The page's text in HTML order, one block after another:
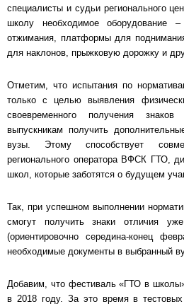
специалисты и судьи регионального
школу необходимое
отжимания, платформы для
для наклонов, прыжковую дорожку и
Отметим, что испытания по
только с целью выявления
своевременного получения
выпускникам получить
вузы. Этому способствует
регионального оператора ВФСК ГТО,
школ, которые заботятся о будущем
Так, при успешном выполнении
смогут получить знаки отличия
(ориентировочно середина-конец
необходимые документы в выбранный
Добавим, что фестиваль «ГТО в
в 2018 году. За это время в